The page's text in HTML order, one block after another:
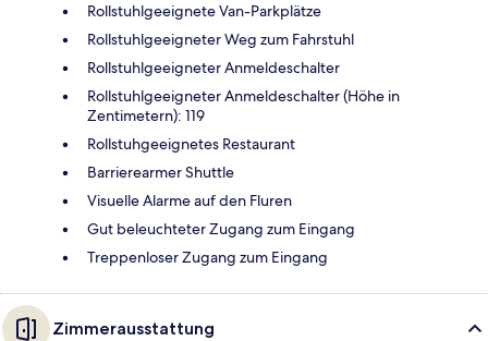
Rollstuhlgeeignete Van-Parkplätze
Rollstuhlgeeigneter Weg zum Fahrstuhl
Rollstuhlgeeigneter Anmeldeschalter
Rollstuhlgeeigneter Anmeldeschalter (Höhe in
Zentimetern): 119
Rollstuhgeeignetes Restaurant
Barrierearmer Shuttle
Visuelle Alarme auf den Fluren
Gut beleuchteter Zugang zum Eingang
Treppenloser Zugang zum Eingang
Zimmerausstattung